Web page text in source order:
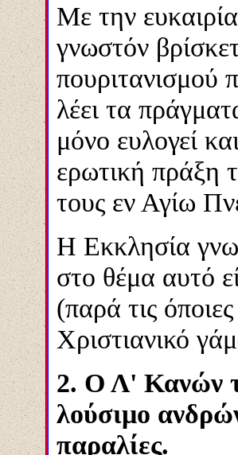
Με την
γνωστόν
πουριτανισμού
λέει τα
μόνο ευλογεί
ερωτική πράξη
τους εν Αγίω
Η Εκκλησία
στο θέμα αυτό
(παρά τις
Χριστιανικό
2. Ο Λ' Κανών
λούσιμο
παραλίες.